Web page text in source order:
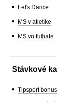
Let's Dance
MS v atletike
MS vo futbale
Stávkové
Tipsport